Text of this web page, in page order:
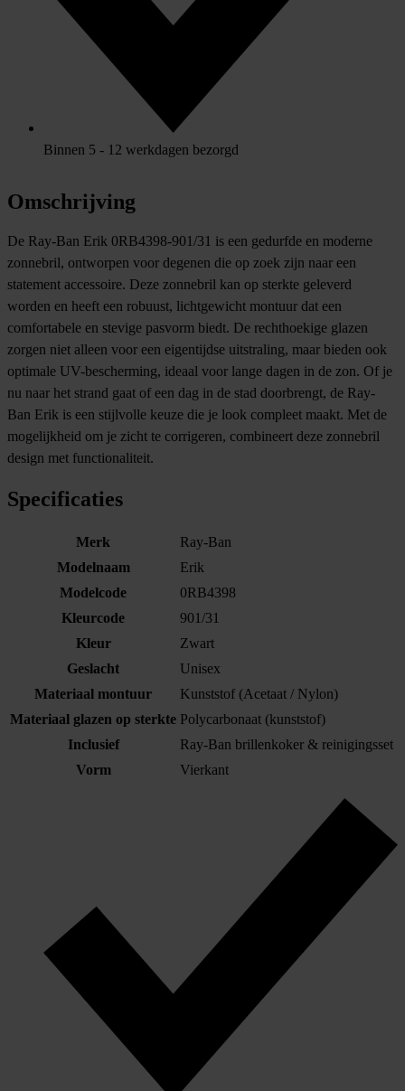
Binnen 5 - 12 werkdagen bezorgd
Omschrijving
De Ray-Ban Erik 0RB4398-901/31 is een gedurfde en moderne
zonnebril, ontworpen voor degenen die op zoek zijn naar een
statement accessoire. Deze zonnebril kan op sterkte geleverd
worden en heeft een robuust, lichtgewicht montuur dat een
comfortabele en stevige pasvorm biedt. De rechthoekige glazen
zorgen niet alleen voor een eigentijdse uitstraling, maar bieden ook
optimale UV-bescherming, ideaal voor lange dagen in de zon. Of je
nu naar het strand gaat of een dag in de stad doorbrengt, de Ray-
Ban Erik is een stijlvolle keuze die je look compleet maakt. Met de
mogelijkheid om je zicht te corrigeren, combineert deze zonnebril
design met functionaliteit.
Specificaties
Merk
Ray-Ban
Modelnaam
Erik
Modelcode
0RB4398
Kleurcode
901/31
Kleur
Zwart
Geslacht
Unisex
Materiaal montuur
Kunststof (Acetaat / Nylon)
Materiaal glazen op sterkte Polycarbonaat (kunststof)
Inclusief
Ray-Ban brillenkoker & reinigingsset
Vorm
Vierkant